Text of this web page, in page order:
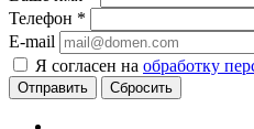
Телефон *
E-mail
Я согласен на обработку
Сбросить